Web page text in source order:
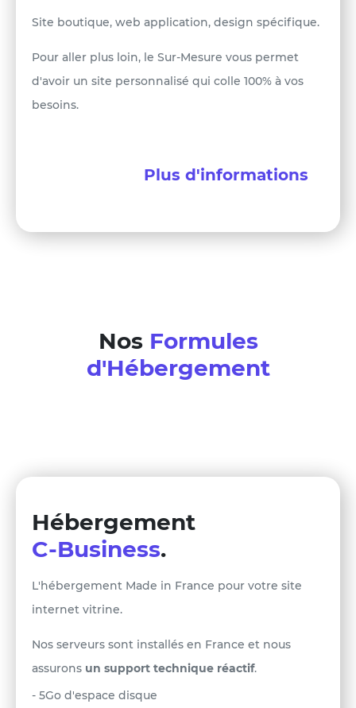
Site boutique, web application, design spécifique.
Pour aller plus loin, le Sur-Mesure vous permet
d'avoir un site personnalisé qui colle 100% à vos
besoins.
Plus d'informations
Nos Formules
d'Hébergement
Hébergement
C-Business.
L'hébergement Made in France pour votre site
internet vitrine.
Nos serveurs sont installés en France et nous
assurons un support technique réactif.
- 5Go d'espace disque
Contacter Nous